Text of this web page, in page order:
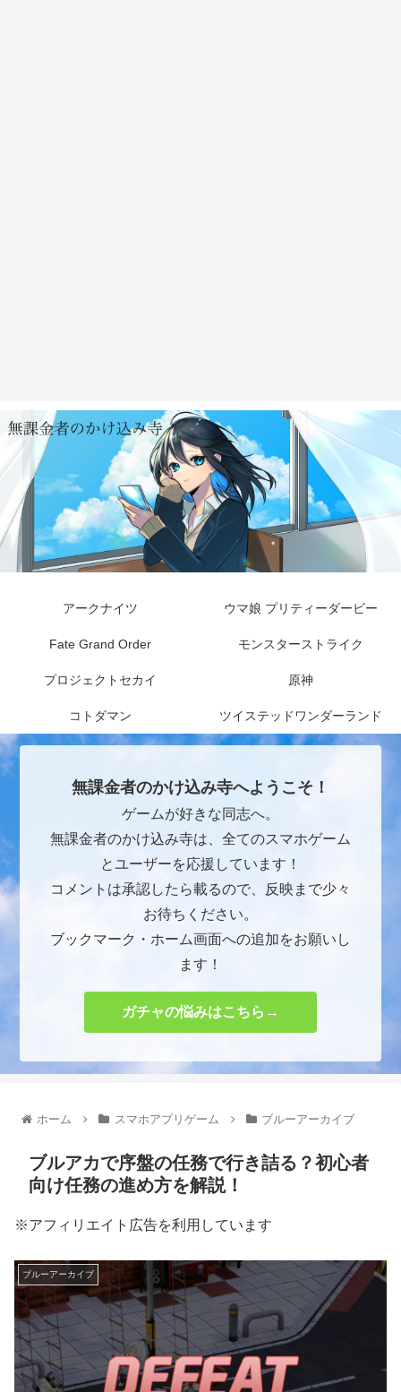
アークナイツ ウマ娘 プリティーダービー
Fate Grand Order モンスターストライク
プロジェクトセカイ 原神
コトダマン ツイステッドワンダーランド
無課金者のかけ込み寺へようこそ！
ゲームが好きな同志へ。
無課金者のかけ込み寺は、全てのスマホゲーム
とユーザーを応援しています！
コメントは承認したら載るので、反映まで少々
お待ちください。
ブックマーク・ホーム画面への追加をお願いし
ます！
ガチャの悩みはこちら→
ホーム スマホアプリゲーム ブルーアーカイブ
ブルアカで序盤の任務で行き詰る？初心者
向け任務の進め方を解説！
※アフィリエイト広告を利用しています
ブルーアーカイブ